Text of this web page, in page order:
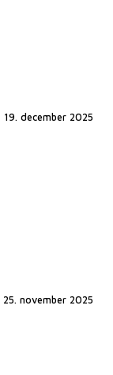
19. december 2025
25. november 2025